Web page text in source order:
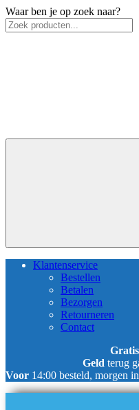
Waar ben je op zoek naar?
Klantenservice
Bestellen
Betalen
Bezorgen
Retourneren
Contact
Gratis
Geld
Voor 14:00 besteld, morgen